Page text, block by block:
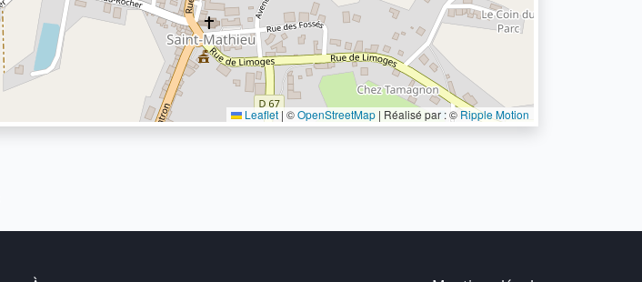
Leaflet | ©OpenStreetMap | Réalisé par : ©Ripple Motion